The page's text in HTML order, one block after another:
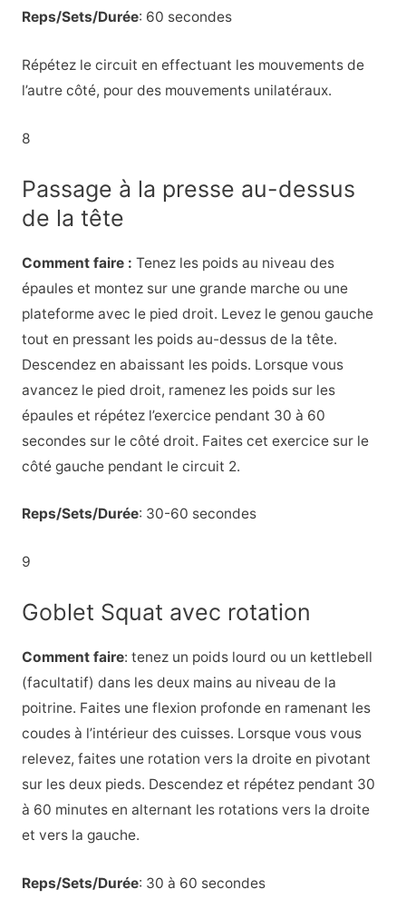
Reps/Sets/Durée: 60 secondes
Répétez le circuit en effectuant les mouvements de
l’autre côté, pour des mouvements unilatéraux.
8
Passage à la presse au-dessus
de la tête
Comment faire : Tenez les poids au niveau des
épaules et montez sur une grande marche ou une
plateforme avec le pied droit. Levez le genou gauche
tout en pressant les poids au-dessus de la tête.
Descendez en abaissant les poids. Lorsque vous
avancez le pied droit, ramenez les poids sur les
épaules et répétez l’exercice pendant 30 à 60
secondes sur le côté droit. Faites cet exercice sur le
côté gauche pendant le circuit 2.
Reps/Sets/Durée: 30-60 secondes
9
Goblet Squat avec rotation
Comment faire: tenez un poids lourd ou un kettlebell
(facultatif) dans les deux mains au niveau de la
poitrine. Faites une flexion profonde en ramenant les
coudes à l’intérieur des cuisses. Lorsque vous vous
relevez, faites une rotation vers la droite en pivotant
sur les deux pieds. Descendez et répétez pendant 30
à 60 minutes en alternant les rotations vers la droite
et vers la gauche.
Reps/Sets/Durée: 30 à 60 secondes